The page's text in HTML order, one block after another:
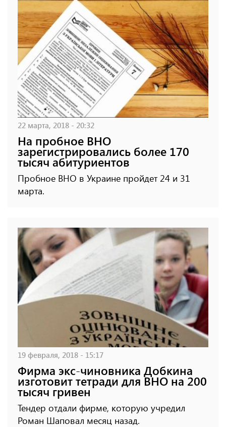
22 марта, 2018 - 20:32
На пробное ВНО
зарегистрировались более 170
тысяч абитуриентов
Пробное ВНО в Украине пройдет 24 и 31
марта.
19 февраля, 2018 - 15:17
Фирма экс-чиновника Добкина
изготовит тетради для ВНО на 200
тысяч гривен
Тендер отдали фирме, которую учредил
Роман Шаповал месяц назад.